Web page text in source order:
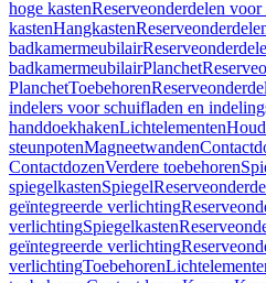
hoge kastenReserveonderdelen
kastenHangkasten
badkamermeubilair
badkamermeubilairPlanchet
PlanchetToebehoren
indelers voor schuifladen en
handdoekhakenLichtelementen
steunpotenMagneetwanden
ContactdozenVerdere toebehoren
spiegelkastenSpiegel
geïntegreerde verlichting
verlichtingSpiegelkasten
geïntegreerde verlichting
verlichtingToebehoren